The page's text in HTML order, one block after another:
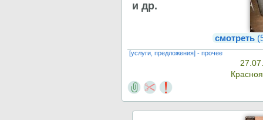
и др.
смотреть
[услуги, предложения] - прочее